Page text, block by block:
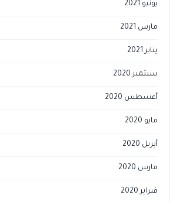
يونيو 2021
مارس 2021
يناير 2021
سبتمبر 2020
أغسطس 2020
مايو 2020
أبريل 2020
مارس 2020
فبراير 2020